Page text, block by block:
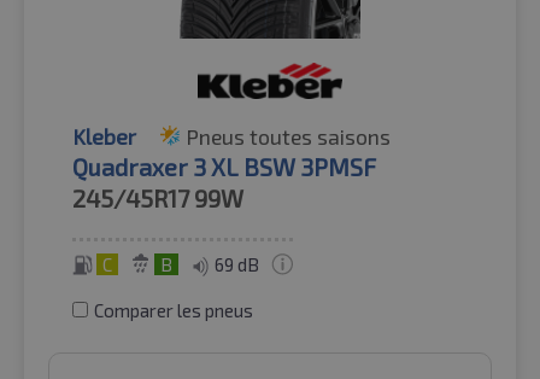
Kleber Pneus toutes saisons
Quadraxer 3 XL BSW 3PMSF
245/45R17 99W
C B 69 dB
Comparer les pneus